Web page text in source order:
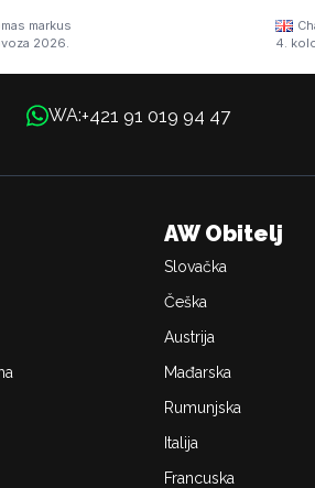
markus
2026.
4.
WA:+421 91 019 94 47
AW Obitelj
Slovačka
Češka
Austrija
Mađarska
Rumunjska
Italija
Francuska